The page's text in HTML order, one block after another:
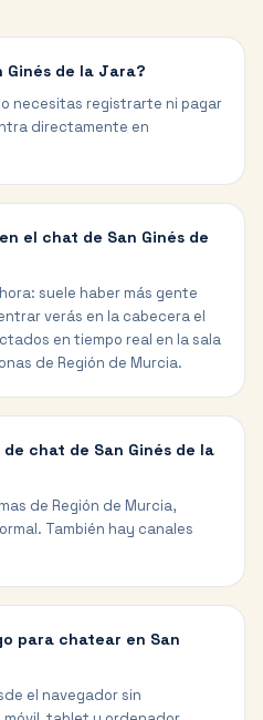
Ginés de la Jara?
necesitas registrarte ni pagar
directamente en
el chat de San Ginés de
suele haber más gente
verás en la cabecera el
en tiempo real en la sala
de Región de Murcia.
chat de San Ginés de la
de Región de Murcia,
También hay canales
para chatear en San
el navegador sin